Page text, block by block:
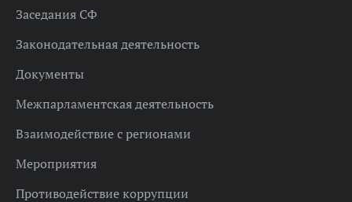
Заседания СФ
Законодательная деятельность
Документы
Межпарламентская деятельность
Взаимодействие с регионами
Мероприятия
Противодействие коррупции